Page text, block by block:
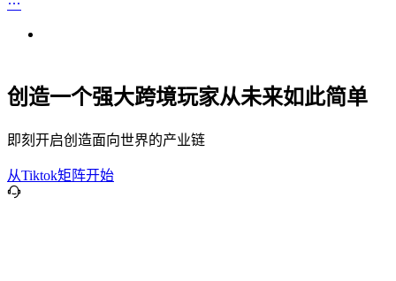
创造一个强大跨境玩家从未来如此简单
即刻开启创造面向世界的产业链
从Tiktok矩阵开始